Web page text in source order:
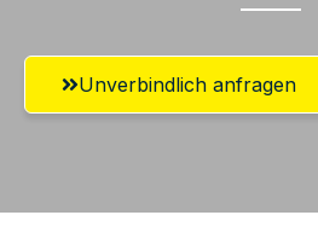
Unverbindlich anfragen